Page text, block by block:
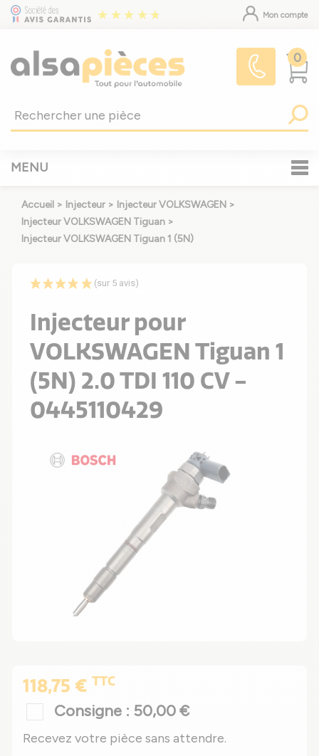
Mon compte
0
MENU
Accueil > Injecteur > Injecteur VOLKSWAGEN >
Injecteur VOLKSWAGEN Tiguan >
Injecteur VOLKSWAGEN Tiguan 1 (5N)
(sur 5 avis)
Injecteur pour
VOLKSWAGEN Tiguan 1
(5N) 2.0 TDI 110 CV -
0445110429
118,75 € TTC
Consigne : 50,00 €
Recevez votre pièce sans attendre.